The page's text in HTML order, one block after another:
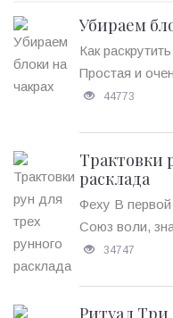
Убираем
Как
Простая и
44773
Трактовки
расклада
Феху В первой
Союз воли,
34747
Ритуал